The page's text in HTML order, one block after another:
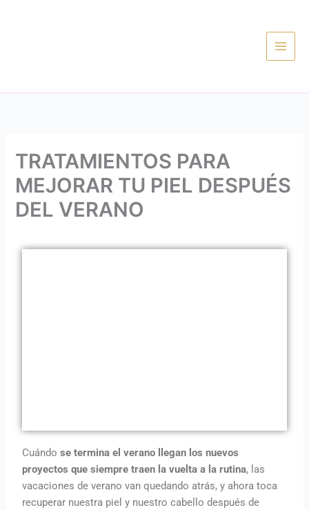
TRATAMIENTOS PARA
MEJORAR TU PIEL DESPUÉS
DEL VERANO
Cuándo se termina el verano llegan los nuevos
proyectos que siempre traen la vuelta a la rutina, las
vacaciones de verano van quedando atrás, y ahora toca
recuperar nuestra piel y nuestro cabello después de